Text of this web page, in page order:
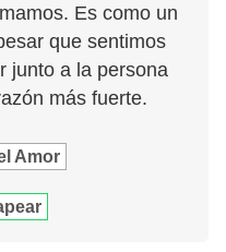
Es como un
que sentimos
junto a la persona
más fuerte.
Amor